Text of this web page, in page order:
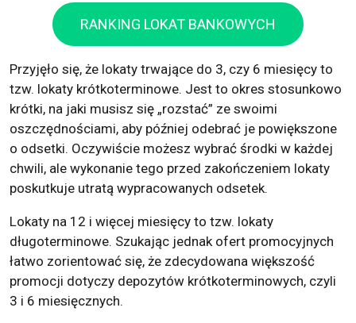
RANKING LOKAT BANKOWYCH
Przyjęło się, że lokaty trwające do 3, czy 6 miesięcy to
tzw. lokaty krótkoterminowe. Jest to okres stosunkowo
krótki, na jaki musisz się „rozstać” ze swoimi
oszczędnościami, aby później odebrać je powiększone
o odsetki. Oczywiście możesz wybrać środki w każdej
chwili, ale wykonanie tego przed zakończeniem lokaty
poskutkuje utratą wypracowanych odsetek.
Lokaty na 12 i więcej miesięcy to tzw. lokaty
długoterminowe. Szukając jednak ofert promocyjnych
łatwo zorientować się, że zdecydowana większość
promocji dotyczy depozytów krótkoterminowych, czyli
3 i 6 miesięcznych.